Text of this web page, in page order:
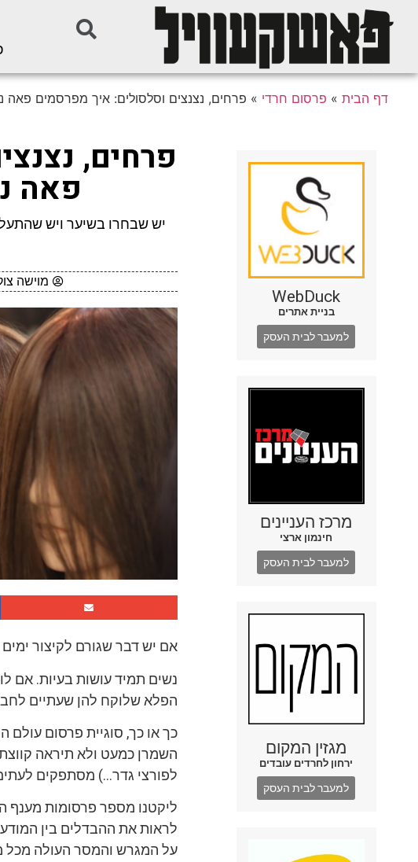
דף הבית » פרסום חרדי » פרחים, נצנצים וסלסולים: איך מפרסמים פאה
WebDuck
בניית אתרים
למעבר לבית העסק
מרכז העניינים
חינמון ארצי
למעבר לבית העסק
מגזין המקום
ירחון לחרדים עובדים
למעבר לבית העסק
פרחים,
פאה
יש שבחרו בשיער ויש
מוישה
אם יש דבר שגורם לקיצור
נשים תמיד עושות בעיות. אם
הפלא שלוקח להן שעתיים
כך או כך, סוגיית פרסום עולם
השמרן כמעט ולא תיראה
לפורצי גדר…) מסתפקים
ליקטנו מספר פרסומות מענף
לראות את ההבדלים בין
על המגרש והמסר העולה מכל